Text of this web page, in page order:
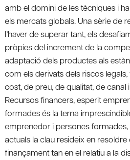
amb el domini de les tècniques i
els mercats globals. Una sèrie de
l’haver de superar tant, els
pròpies del increment de la
adaptació dels productes als
com els derivats dels riscos
cost, de preu, de qualitat, de canal
Recursos financers, esperit
formades és la terna
emprenedor i persones
actuals la clau resideix en
finançament tan en el relatiu a la